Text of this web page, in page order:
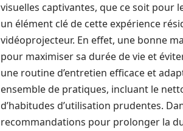
visuelles captivantes, que ce soit pour
un élément clé de cette expérience
vidéoprojecteur. En effet, une bonne
pour maximiser sa durée de vie et
une routine d’entretien efficace et
ensemble de pratiques, incluant le
d’habitudes d’utilisation prudentes.
recommandations pour prolonger la